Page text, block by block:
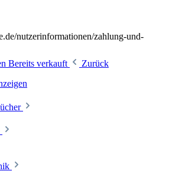
nutzerinformationen/zahlung-und-
Bereits verkauft
Zurück